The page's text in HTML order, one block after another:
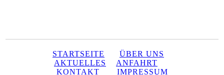
STARTSEITE
ÜBER UNS
AKTUELLES
ANFAHRT
KONTAKT
IMPRESSUM